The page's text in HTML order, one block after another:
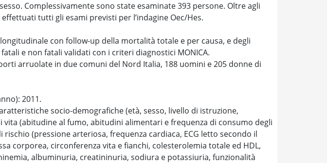
Complessivamente sono state esaminate 393 persone. Oltre agli
tutti gli esami previsti per l’indagine Oec/Hes.
con follow-up della mortalità totale e per causa, e degli
e non fatali validati con i criteri diagnostici MONICA.
arruolate in due comuni del Nord Italia, 188 uomini e 205 donne di
2011.
socio-demografiche (età, sesso, livello di istruzione,
vita (abitudine al fumo, abitudini alimentari e frequenza di consumo degli
(pressione arteriosa, frequenza cardiaca, ECG letto secondo il
corporea, circonferenza vita e fianchi, colesterolemia totale ed HDL,
albuminuria, creatininuria, sodiura e potassiuria, funzionalità